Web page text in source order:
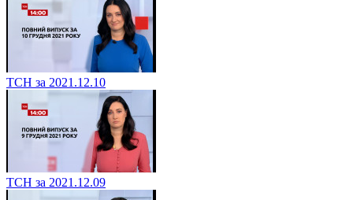
ТСН за 2021.12.10
ТСН за 2021.12.09